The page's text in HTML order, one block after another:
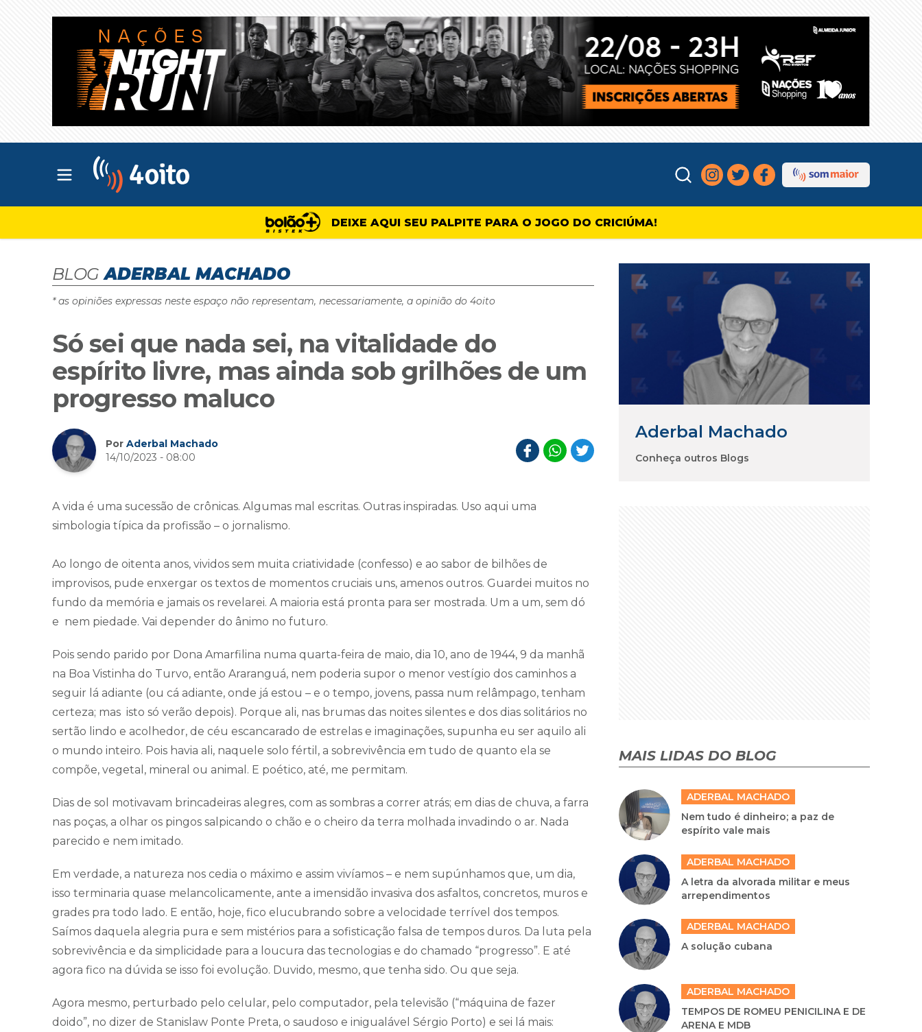
Abrir menu principal
DEIXE AQUI SEU PALPITE PARA O JOGO DO CRICIÚMA!
BLOG ADERBAL MACHADO
* as opiniões expressas neste espaço não representam, necessariamente, a opinião do 4oito
Só sei que nada sei, na vitalidade do
espírito livre, mas ainda sob grilhões de um
progresso maluco
Por Aderbal Machado
14/10/2023 - 08:00
A vida é uma sucessão de crônicas. Algumas mal escritas. Outras inspiradas. Uso aqui uma
simbologia típica da profissão – o jornalismo.
Ao longo de oitenta anos, vividos sem muita criatividade (confesso) e ao sabor de bilhões de
improvisos, pude enxergar os textos de momentos cruciais uns, amenos outros. Guardei muitos no
fundo da memória e jamais os revelarei. A maioria está pronta para ser mostrada. Um a um, sem dó
e nem piedade. Vai depender do ânimo no futuro.
Pois sendo parido por Dona Amarfilina numa quarta-feira de maio, dia 10, ano de 1944, 9 da manhã
na Boa Vistinha do Turvo, então Araranguá, nem poderia supor o menor vestígio dos caminhos a
seguir lá adiante (ou cá adiante, onde já estou – e o tempo, jovens, passa num relâmpago, tenham
certeza; mas isto só verão depois). Porque ali, nas brumas das noites silentes e dos dias solitários no
sertão lindo e acolhedor, de céu escancarado de estrelas e imaginações, supunha eu ser aquilo ali
o mundo inteiro. Pois havia ali, naquele solo fértil, a sobrevivência em tudo de quanto ela se
compõe, vegetal, mineral ou animal. E poético, até, me permitam.
Dias de sol motivavam brincadeiras alegres, com as sombras a correr atrás; em dias de chuva, a farra
nas poças, a olhar os pingos salpicando o chão e o cheiro da terra molhada invadindo o ar. Nada
parecido e nem imitado.
Em verdade, a natureza nos cedia o máximo e assim vivíamos – e nem supúnhamos que, um dia,
isso terminaria quase melancolicamente, ante a imensidão invasiva dos asfaltos, concretos, muros e
grades pra todo lado. E então, hoje, fico elucubrando sobre a velocidade terrível dos tempos.
Saímos daquela alegria pura e sem mistérios para a sofisticação falsa de tempos duros. Da luta pela
sobrevivência e da simplicidade para a loucura das tecnologias e do chamado “progresso”. E até
agora fico na dúvida se isso foi evolução. Duvido, mesmo, que tenha sido. Ou que seja.
Agora mesmo, perturbado pelo celular, pelo computador, pela televisão (“máquina de fazer
doido”, no dizer de Stanislaw Ponte Preta, o saudoso e inigualável Sérgio Porto) e sei lá mais:
Aderbal Machado
Conheça outros Blogs
MAIS LIDAS DO BLOG
ADERBAL MACHADO
Nem tudo é dinheiro; a paz de
espírito vale mais
ADERBAL MACHADO
A letra da alvorada militar e meus
arrependimentos
ADERBAL MACHADO
A solução cubana
ADERBAL MACHADO
TEMPOS DE ROMEU PENICILINA E DE
ARENA E MDB